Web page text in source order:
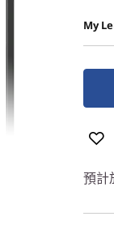
My
預計